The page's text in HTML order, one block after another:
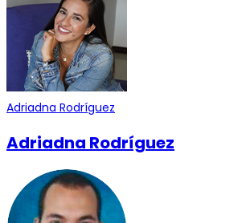
Adriadna Rodríguez
Adriadna Rodríguez